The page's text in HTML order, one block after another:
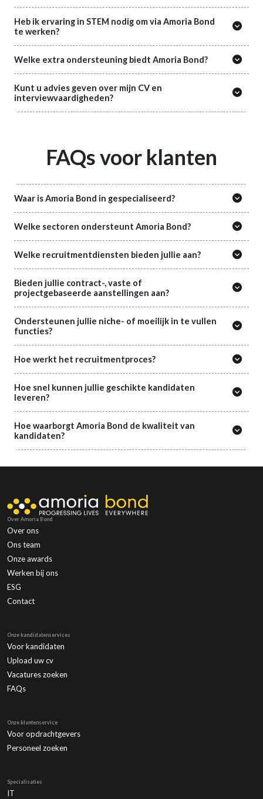
Heb ik ervaring in STEM nodig om via Amoria Bond
te werken?
Welke extra ondersteuning biedt Amoria Bond?
Kunt u advies geven over mijn CV en
interviewvaardigheden?
FAQs voor klanten
Waar is Amoria Bond in gespecialiseerd?
Welke sectoren ondersteunt Amoria Bond?
Welke recruitmentdiensten bieden jullie aan?
Bieden jullie contract-, vaste of
projectgebaseerde aanstellingen aan?
Ondersteunen jullie niche- of moeilijk in te vullen
functies?
Hoe werkt het recruitmentproces?
Hoe snel kunnen jullie geschikte kandidaten
leveren?
Hoe waarborgt Amoria Bond de kwaliteit van
kandidaten?
Over Amoria Bond
Over ons
Ons team
Onze awards
Werken bij ons
ESG
Contact
Onze kandidatenservices
Voor kandidaten
Upload uw cv
Vacatures zoeken
FAQs
Onze klantenservice
Voor opdrachtgevers
Personeel zoeken
Specialisaties
IT